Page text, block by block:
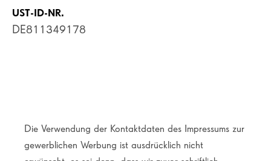
UST-ID-NR.
DE811349178
Die Verwendung der Kontaktdaten des Impressums zur
gewerblichen Werbung ist ausdrücklich nicht